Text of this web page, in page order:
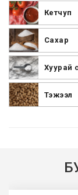
Кетчуп
Сахар
Хуурай
Тэжээл